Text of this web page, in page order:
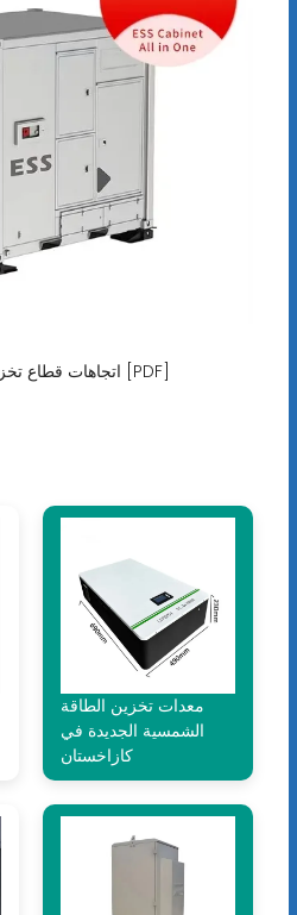
اتجاهات قطاع تخزين الطاقة الشمسية الجديدة [PDF]
معدات تخزين الطاقة
الشمسية الجديدة في
كازاخستان